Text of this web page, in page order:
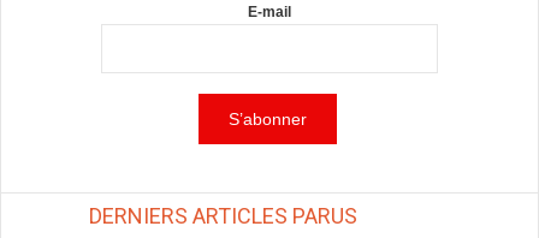
E-mail
DERNIERS ARTICLES PARUS